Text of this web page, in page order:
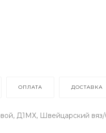
ОПЛАТА ДОСТАВКА
Д1МХ, Швейцарский